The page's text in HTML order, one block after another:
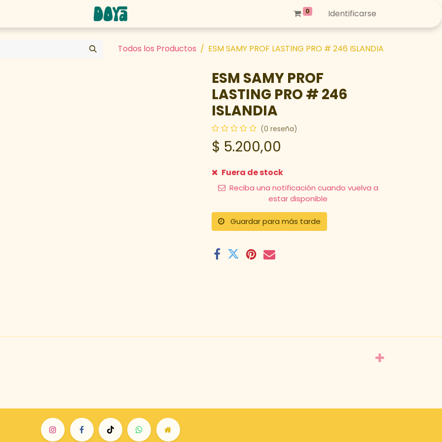
0 Identificarse
Todos los Productos ESM SAMY PROF LASTING PRO # 246 ISLANDIA
ESM SAMY PROF
LASTING PRO # 246
ISLANDIA
(0 reseña)
$ 5.200,00
Fuera de stock
Reciba una notificación cuando vuelva a
estar disponible
Guardar para más tarde